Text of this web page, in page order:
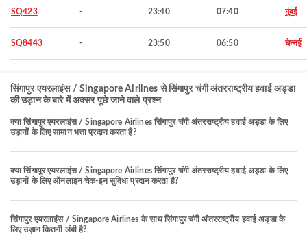
SQ423 - 23:40 07:40 मुंबई
SQ8443 - 23:50 06:50 चेन्नई
सिंगापुर एयरलाइंस / Singapore Airlines से सिंगापुर चंगी अंतरराष्ट्रीय हवाई अड्डा
की उड़ान के बारे में अक्सर पूछे जाने वाले प्रश्न
क्या सिंगापुर एयरलाइंस / Singapore Airlines सिंगापुर चंगी अंतरराष्ट्रीय हवाई अड्डा के लिए
उड़ानों के लिए सामान भत्ता प्रदान करता है?
क्या सिंगापुर एयरलाइंस / Singapore Airlines सिंगापुर चंगी अंतरराष्ट्रीय हवाई अड्डा के लिए
उड़ानों के लिए ऑनलाइन चेक-इन सुविधा प्रदान करता है?
सिंगापुर एयरलाइंस / Singapore Airlines के साथ सिंगापुर चंगी अंतरराष्ट्रीय हवाई अड्डा के
लिए उड़ान कितनी लंबी है?